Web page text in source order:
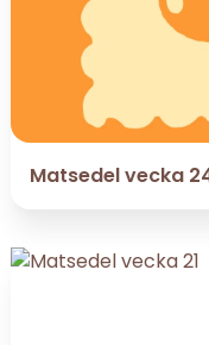
Matsedel vecka